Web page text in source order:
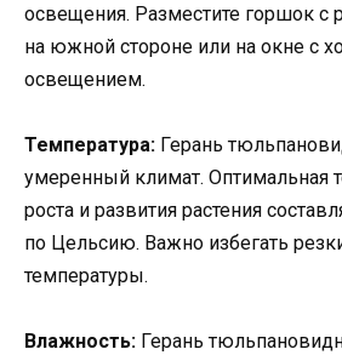
освещения. Разместите горшок с
на южной стороне или на окне с
освещением.
Температура: Герань
умеренный климат. Оптимальная
роста и развития растения
по Цельсию. Важно избегать
температуры.
Влажность: Герань